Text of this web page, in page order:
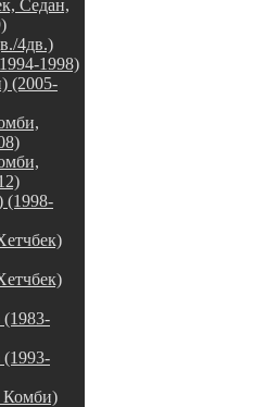
Седан,
4дв.)
1998)
(2005-
(1998-
(1983-
(1993-
Комби)